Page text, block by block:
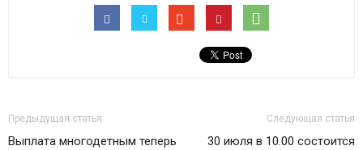
Предыдущая статья
Выплата многодетным теперь
Следующая статья
30 июля в 10.00 состоится